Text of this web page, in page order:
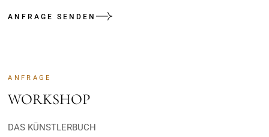
ANFRAGE SENDEN
ANFRAGE
WORKSHOP
DAS KÜNSTLERBUCH